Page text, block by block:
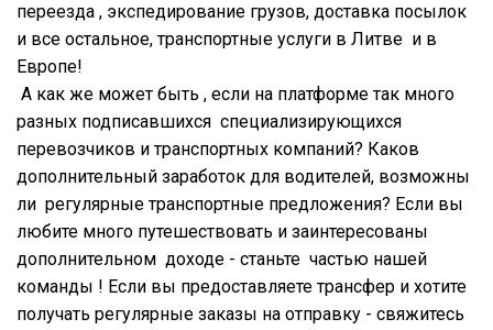
переезда , экспедирование грузов, доставка посылок
и все остальное, транспортные услуги в Литве и в
Европе!
А как же может быть , если на платформе так много
разных подписавшихся специализирующихся
перевозчиков и транспортных компаний? Каков
дополнительный заработок для водителей, возможны
ли регулярные транспортные предложения? Если вы
любите много путешествовать и заинтересованы
дополнительном доходе - станьте частью нашей
команды ! Если вы предоставляете трансфер и хотите
получать регулярные заказы на отправку - свяжитесь